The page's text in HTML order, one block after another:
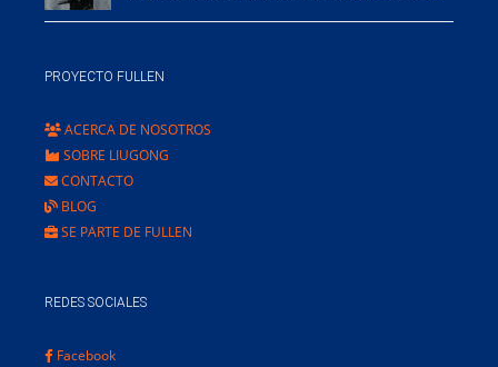
PROYECTO FULLEN
ACERCA DE NOSOTROS
SOBRE LIUGONG
CONTACTO
BLOG
SE PARTE DE FULLEN
REDES SOCIALES
Facebook